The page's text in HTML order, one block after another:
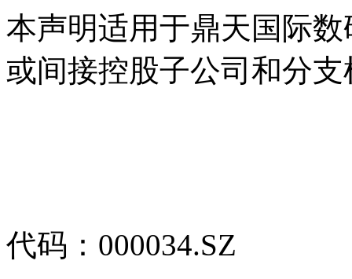
本声明适用于鼎天国际
或间接控股子公司和分支
代码：000034.SZ